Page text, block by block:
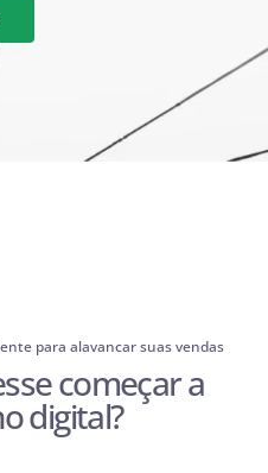
para alavancar suas vendas
começar a
digital?